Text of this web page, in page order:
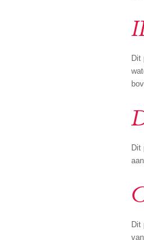
Dit
Dit
Dit